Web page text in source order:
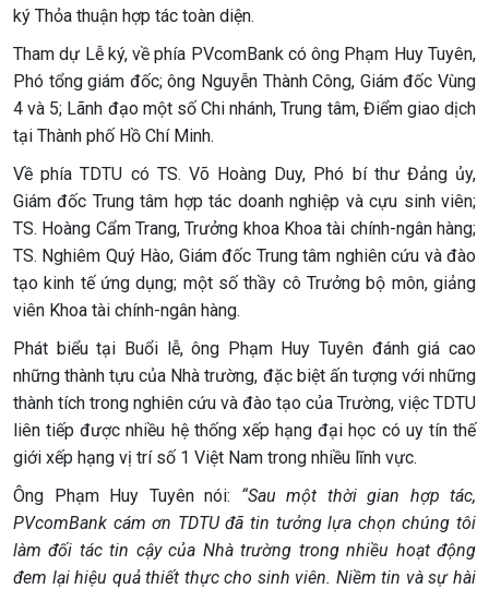
ký Thỏa thuận hợp tác toàn diện.
Tham dự Lễ ký, về phía PVcomBank có ông Phạm Huy Tuyên,
Phó tổng giám đốc; ông Nguyễn Thành Công, Giám đốc Vùng
4 và 5; Lãnh đạo một số Chi nhánh, Trung tâm, Điểm giao dịch
tại Thành phố Hồ Chí Minh.
Về phía TDTU có TS. Võ Hoàng Duy, Phó bí thư Đảng ủy,
Giám đốc Trung tâm hợp tác doanh nghiệp và cựu sinh viên;
TS. Hoàng Cẩm Trang, Trưởng khoa Khoa tài chính-ngân hàng;
TS. Nghiêm Quý Hào, Giám đốc Trung tâm nghiên cứu và đào
tạo kinh tế ứng dụng; một số thầy cô Trưởng bộ môn, giảng
viên Khoa tài chính-ngân hàng.
Phát biểu tại Buổi lễ, ông Phạm Huy Tuyên đánh giá cao
những thành tựu của Nhà trường, đặc biệt ấn tượng với những
thành tích trong nghiên cứu và đào tạo của Trường, việc TDTU
liên tiếp được nhiều hệ thống xếp hạng đại học có uy tín thế
giới xếp hạng vị trí số 1 Việt Nam trong nhiều lĩnh vực.
Ông Phạm Huy Tuyên nói: “Sau một thời gian hợp tác,
PVcomBank cám ơn TDTU đã tin tưởng lựa chọn chúng tôi
làm đối tác tin cậy của Nhà trường trong nhiều hoạt động
đem lại hiệu quả thiết thực cho sinh viên. Niềm tin và sự hài